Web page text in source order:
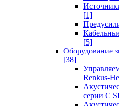
[1]
[5]
Оборудование
[38]
Renkus-
серии C